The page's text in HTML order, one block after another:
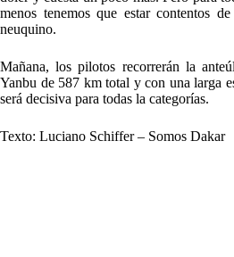
menos tenemos que estar contentos
neuquino.
Mañana, los pilotos recorrerán la
Yanbu de 587 km total y con una larga
será decisiva para todas la categorías.
Texto: Luciano Schiffer – Somos Dakar